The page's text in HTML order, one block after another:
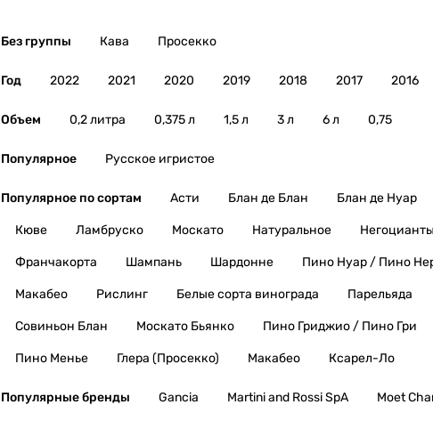
Без группы Кава Просекко
Год 2022 2021 2020 2019 2018 2017 2016
Объем 0,2 литра 0,375 л 1,5 л 3 л 6 л 0,75
Популярное Русское игристое
Популярное по сортам Асти Блан де Блан Блан де Нуар
Кюве Ламбруско Москато Натуральное Негоцианты
Франчакорта Шампань Шардонне Пино Нуар / Пино
Макабео Рислинг Белые сорта винограда Парельяда
Совиньон Блан Москато Бьянко Пино Гриджио / Пино Гри
Пино Менье Глера (Просекко) Макабео Ксарел-Ло
Популярные бренды Gancia Martini and Rossi SpA Moet